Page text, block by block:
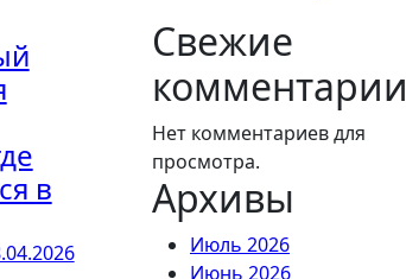
в
Свежие
комментарии
Нет комментариев для
просмотра.
Архивы
Июль 2026
Июнь 2026